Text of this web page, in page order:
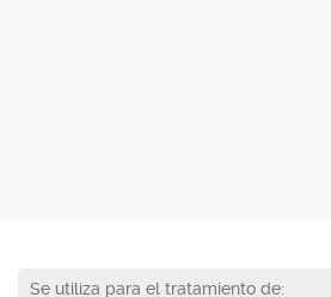
Se utiliza para el tratamiento de: